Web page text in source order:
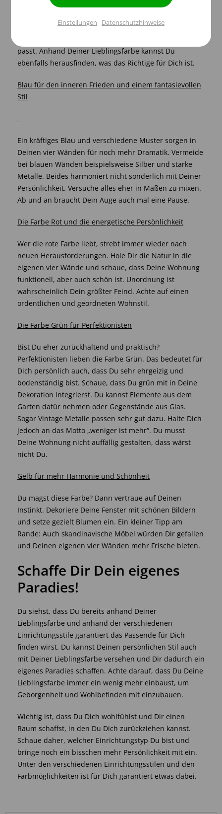
Einrichtungsstyle finden
Doch nicht nur anhand der verschiedenen
passt. Anhand Deiner Lieblingsfarbe kannst Du
ebenfalls herausfinden, was das Richtige für Dich ist.
Blau für den inneren Frieden und einem fantasievollen
Stil
Ein kräftiges Blau und verschiedene Muster sorgen in
Deinen vier Wänden für noch mehr Dramatik. Vermeide
bei blauen Wänden beispielsweise Silber und starke
Metalle. Beides harmoniert nicht sonderlich mit Deiner
Persönlichkeit. Versuche alles eher in Maßen zu mixen.
Ab und an braucht Dein Auge auch mal eine Pause.
Die Farbe Rot und die energetische Persönlichkeit
Wer die rote Farbe liebt, strebt immer wieder nach
neuen Herausforderungen. Hole Dir die Natur in die
eigenen vier Wände und schaue, dass Deine Wohnung
funktionell, aber auch schön ist. Unordnung ist
wahrscheinlich Dein größter Feind. Achte auf einen
ordentlichen und geordneten Wohnstil.
Die Farbe Grün für Perfektionisten
Bist Du eher zurückhaltend und praktisch?
Perfektionisten lieben die Farbe Grün. Das bedeutet für
Dich persönlich auch, dass Du sehr ehrgeizig und
bodenständig bist. Schaue, dass Du grün mit in Deine
Dekoration integrierst. Du kannst Elemente aus dem
Garten dafür nehmen oder Gegenstände aus Glas.
Sogar Vintage Metalle passen sehr gut dazu. Halte Dich
jedoch an das Motto „weniger ist mehr“. Du musst
Deine Wohnung nicht auffällig gestalten, dass wärst
nicht Du.
Gelb für mehr Harmonie und Schönheit
Du magst diese Farbe? Dann vertraue auf Deinen
Instinkt. Dekoriere Deine Fenster mit schönen Bildern
und setze gezielt Blumen ein. Ein kleiner Tipp am
Rande: Auch skandinavische Möbel würden Dir gefallen
und Deinen eigenen vier Wänden mehr Frische bieten.
Schaffe Dir Dein eigenes
Paradies!
Du siehst, dass Du bereits anhand Deiner
Lieblingsfarbe und anhand der verschiedenen
Einrichtungsstile garantiert das Passende für Dich
finden wirst. Du kannst Deinen persönlichen Stil auch
mit Deiner Lieblingsfarbe versehen und Dir dadurch ein
eigenes Paradies schaffen. Achte darauf, dass Du Deine
Lieblingsfarbe immer ein wenig mehr einbaust, um
Geborgenheit und Wohlbefinden mit einzubauen.
Wichtig ist, dass Du Dich wohlfühlst und Dir einen
Raum schaffst, in den Du Dich zurückziehen kannst.
Schaue daher, welcher Einrichtungstyp Du bist und
bringe noch ein bisschen mehr Persönlichkeit mit ein.
Unter den verschiedenen Einrichtungsstilen und den
Farbmöglichkeiten ist für Dich garantiert etwas dabei.
Inaktiv
Einstellungen speichern
Einstellungen Datenschutzhinweise